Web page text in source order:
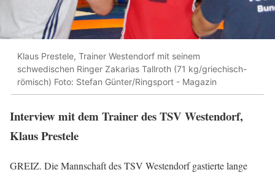
Klaus Prestele, Trainer Westendorf mit seinem
schwedischen Ringer Zakarias Tallroth (71 kg/griechisch-
römisch) Foto: Stefan Günter/Ringsport - Magazin
Interview mit dem Trainer des TSV Westendorf,
Klaus Prestele
GREIZ. Die Mannschaft des TSV Westendorf gastierte lange